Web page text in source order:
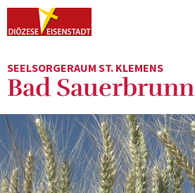
SEELSORGERAUM ST. KLEMENS
Bad Sauerbrunn